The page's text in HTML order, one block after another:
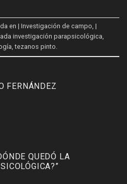
en | Investigación de campo |
investigación parapsicológica
,tezanos pinto
FERNÁNDEZ
QUEDÓ LA
”